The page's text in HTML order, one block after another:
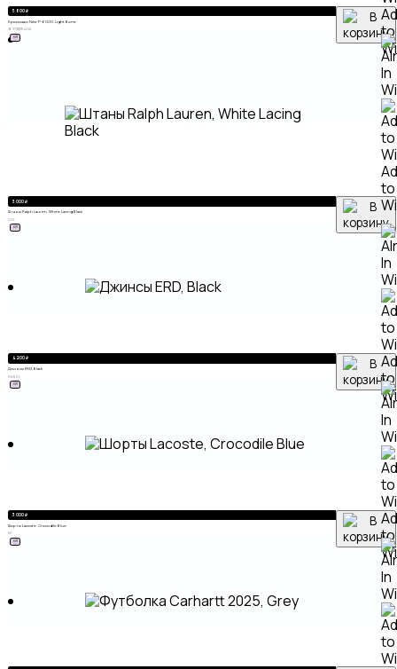
5 800₽
Кроссовки Nike P-6000, Light Bone
36
3738 39 40 41
to
3 000₽
Штаны Ralph Lauren, White Lacing Black
XXL
ХИТ
to
4 200₽
Джинсы ERD, Black
S ML XL
ХИТ
to
3 000₽
Шорты Lacoste, Crocodile Blue
M
ХИТ
to
ХИТ